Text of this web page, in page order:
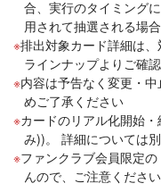
合、実行のタイミング
用されて抽選される場
排出対象カード詳細は
ラインナップよりご確
内容は予告なく変更・
めご了承ください
カードのリアル化開始
み))。 詳細については
ファンクラブ会員限定
んので、ご注意ください